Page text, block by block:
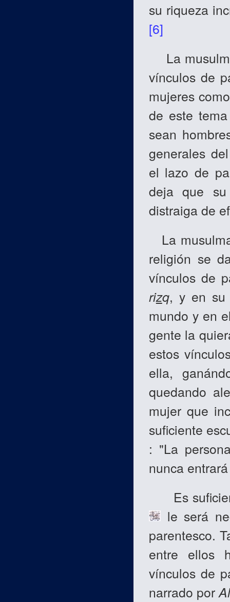
su riqueza
[6]
La
vínculos de
mujeres
de este
sean
generales
el lazo de
deja que su
distraiga de
La
religión se
vínculos de
rizq, y en su
mundo y en
gente la
estos
ella,
quedando
mujer que
suficiente
: "La
nunca
Es
le será
parentesco.
entre ellos
vínculos de
narrado por